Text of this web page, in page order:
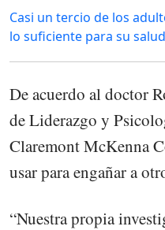
Casi un tercio de los
lo suficiente para su salud
De acuerdo al doctor
de Liderazgo y
Claremont McKenna
usar para engañar a
“Nuestra propia